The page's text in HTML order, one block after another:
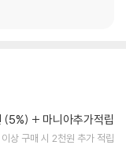
(5%) 마니아추가적립
상 구매 시 2천원 추가 적립